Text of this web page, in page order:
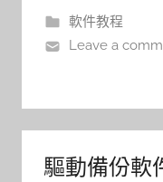
軟件教程
Leave a
驅動備份軟